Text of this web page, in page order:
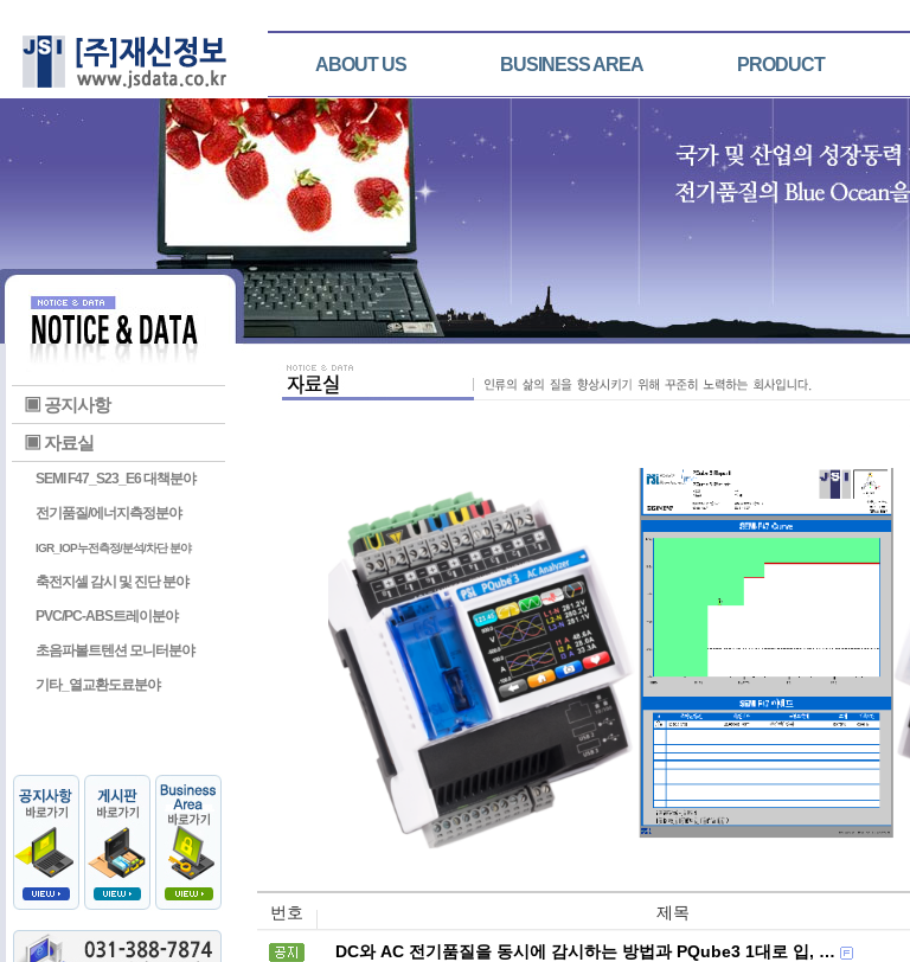
ABOUT US BUSINESS AREA PRODUCT
▣ 공지사항
▣ 자료실
SEMI F47_S23_E6 대책분야
전기품질/에너지측정분야
IGR_IOP누전측정/분석/차단 분야
축전지셀 감시 및 진단 분야
PVC/PC-ABS트레이분야
초음파볼트텐션 모니터분야
기타_열교환도료분야
번호 제목
DC와 AC 전기품질을 동시에 감시하는 방법과 PQube3 1대로 입, …